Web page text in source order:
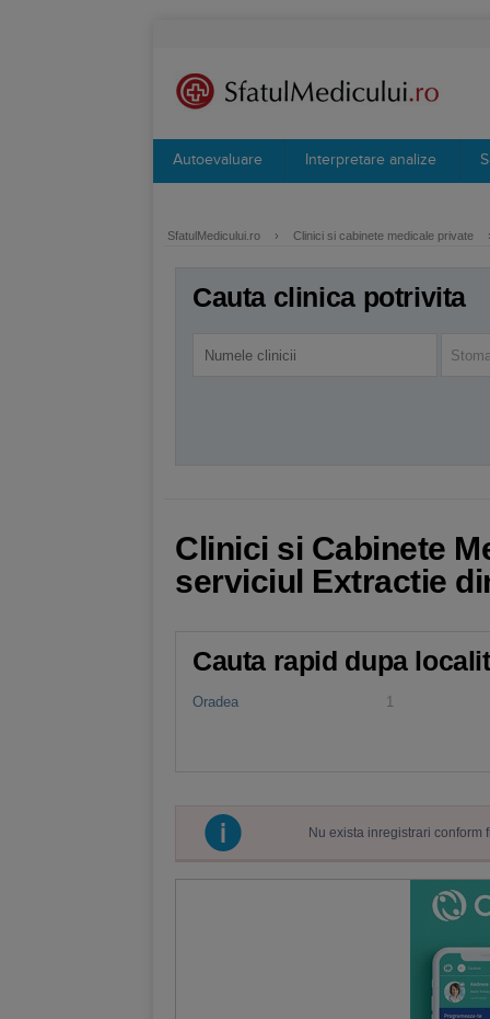
Autoevaluare Interpretare analize
SfatulMedicului.ro › Clinici si cabinete medicale private
Cauta clinica potrivita
Clinici si Cabinete
serviciul Extractie
Cauta rapid dupa
Oradea 1
Nu exista inregistrari